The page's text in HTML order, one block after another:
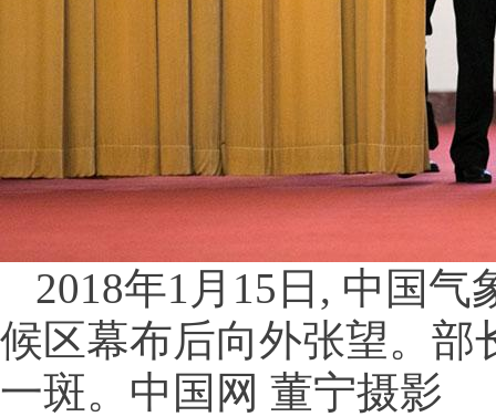
2018年1月15日, 中国气
候区幕布后向外张望。部
一斑。中国网 董宁摄影